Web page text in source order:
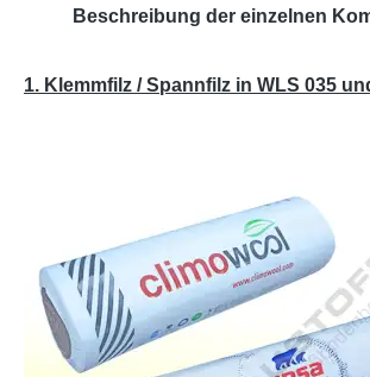
Beschreibung der einzelnen
1. Klemmfilz / Spannfilz in WLS 035